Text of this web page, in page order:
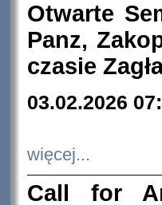
Otwarte
Panz,
czasie
03.02.2026
więcej...
Call for